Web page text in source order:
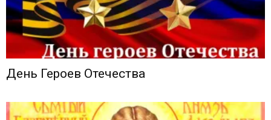
День Героев Отечества